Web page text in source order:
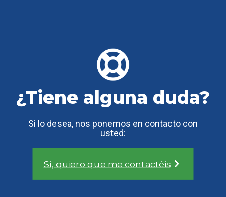
¿Tiene alguna duda?
Si lo desea, nos ponemos en contacto con
usted:
Sí, quiero que me contactéis